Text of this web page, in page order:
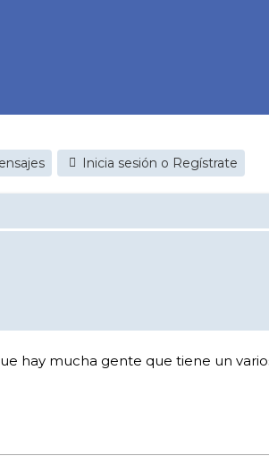
Inicia sesión o Regístrate
hay mucha gente que tiene un